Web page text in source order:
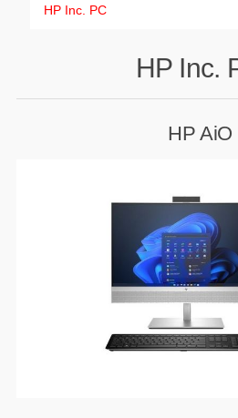
AI PC STANICE
HERNÍ NTB
GRAFICKÉ
HP Inc. PC
HP Inc.
HP AiO